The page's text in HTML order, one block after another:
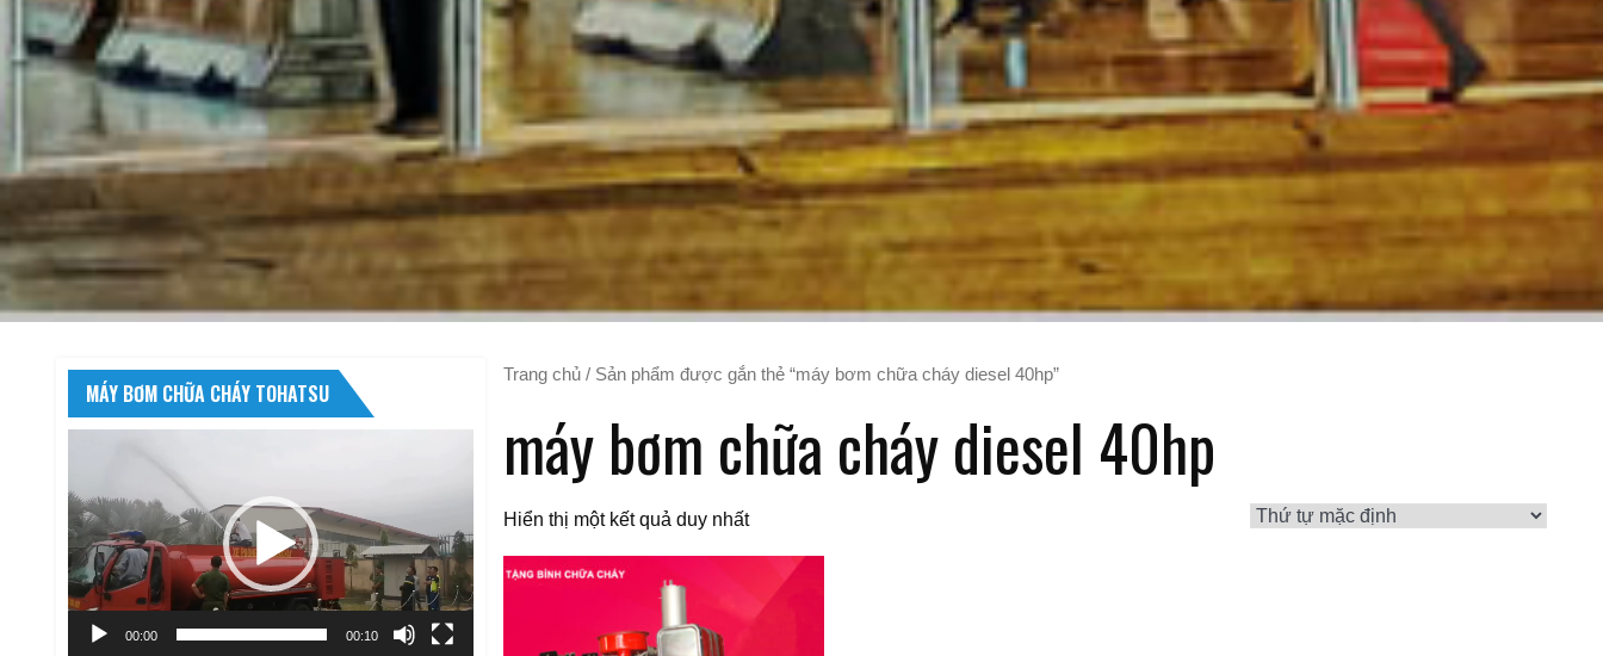
Trang chủ / Sản phẩm được gắn thẻ “máy bơm chữa cháy diesel 40hp”
máy bơm chữa cháy diesel 40hp
Hiển thị một kết quả duy nhất
MÁY BƠM CHỮA CHÁY TOHATSU
Video
00:00 00:10